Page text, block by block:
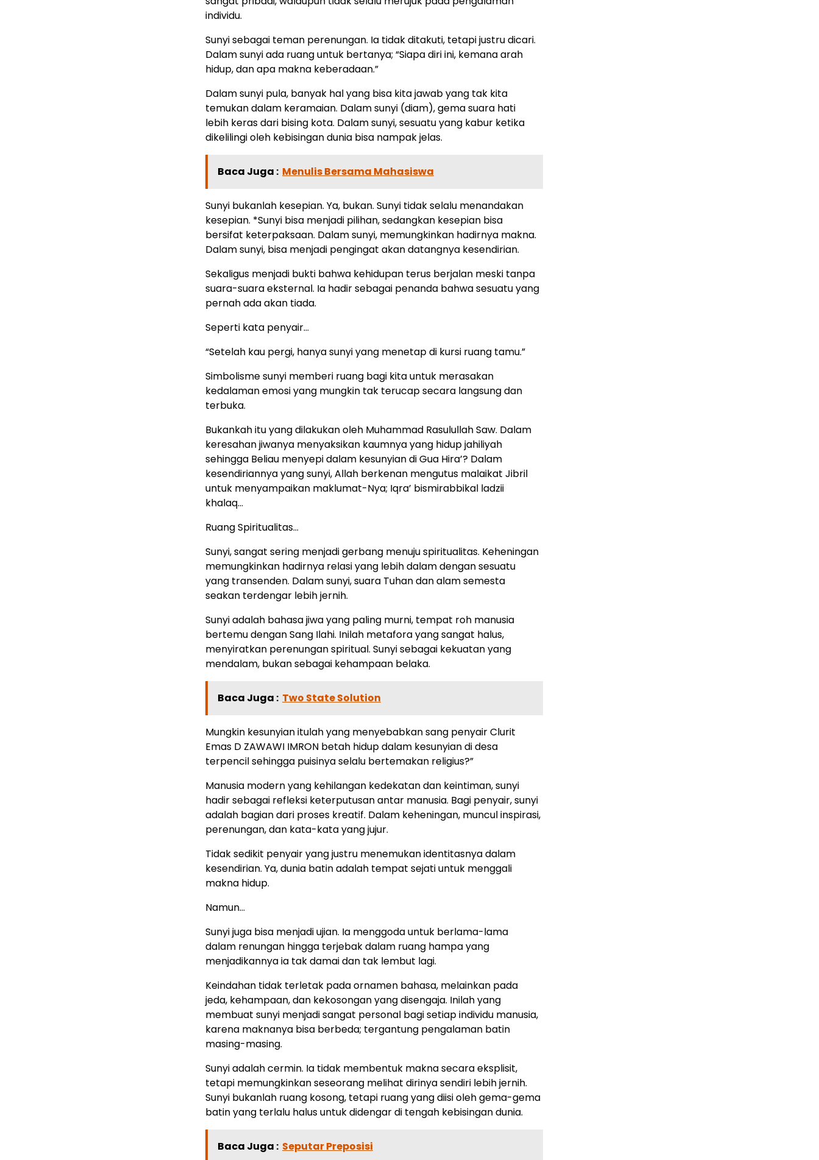
individu.
Sunyi sebagai teman perenungan. Ia tidak ditakuti, tetapi justru dicari.
Dalam sunyi ada ruang untuk bertanya; “Siapa diri ini, kemana arah
hidup, dan apa makna keberadaan.”
Dalam sunyi pula, banyak hal yang bisa kita jawab yang tak kita
temukan dalam keramaian. Dalam sunyi (diam), gema suara hati
lebih keras dari bising kota. Dalam sunyi, sesuatu yang kabur ketika
dikelilingi oleh kebisingan dunia bisa nampak jelas.
Baca Juga : Menulis Bersama Mahasiswa
Sunyi bukanlah kesepian. Ya, bukan. Sunyi tidak selalu menandakan
kesepian. *Sunyi bisa menjadi pilihan, sedangkan kesepian bisa
bersifat keterpaksaan. Dalam sunyi, memungkinkan hadirnya makna.
Dalam sunyi, bisa menjadi pengingat akan datangnya kesendirian.
Sekaligus menjadi bukti bahwa kehidupan terus berjalan meski tanpa
suara-suara eksternal. Ia hadir sebagai penanda bahwa sesuatu yang
pernah ada akan tiada.
Seperti kata penyair…
“Setelah kau pergi, hanya sunyi yang menetap di kursi ruang tamu.”
Simbolisme sunyi memberi ruang bagi kita untuk merasakan
kedalaman emosi yang mungkin tak terucap secara langsung dan
terbuka.
Bukankah itu yang dilakukan oleh Muhammad Rasulullah Saw. Dalam
keresahan jiwanya menyaksikan kaumnya yang hidup jahiliyah
sehingga Beliau menyepi dalam kesunyian di Gua Hira’? Dalam
kesendiriannya yang sunyi, Allah berkenan mengutus malaikat Jibril
untuk menyampaikan maklumat-Nya; Iqra’ bismirabbikal ladzii
khalaq…
Ruang Spiritualitas…
Sunyi, sangat sering menjadi gerbang menuju spiritualitas. Keheningan
memungkinkan hadirnya relasi yang lebih dalam dengan sesuatu
yang transenden. Dalam sunyi, suara Tuhan dan alam semesta
seakan terdengar lebih jernih.
Sunyi adalah bahasa jiwa yang paling murni, tempat roh manusia
bertemu dengan Sang Ilahi. Inilah metafora yang sangat halus,
menyiratkan perenungan spiritual. Sunyi sebagai kekuatan yang
mendalam, bukan sebagai kehampaan belaka.
Baca Juga : Two State Solution
Mungkin kesunyian itulah yang menyebabkan sang penyair Clurit
Emas D ZAWAWI IMRON betah hidup dalam kesunyian di desa
terpencil sehingga puisinya selalu bertemakan religius?”
Manusia modern yang kehilangan kedekatan dan keintiman, sunyi
hadir sebagai refleksi keterputusan antar manusia. Bagi penyair, sunyi
adalah bagian dari proses kreatif. Dalam keheningan, muncul inspirasi,
perenungan, dan kata-kata yang jujur.
Tidak sedikit penyair yang justru menemukan identitasnya dalam
kesendirian. Ya, dunia batin adalah tempat sejati untuk menggali
makna hidup.
Namun…
Sunyi juga bisa menjadi ujian. Ia menggoda untuk berlama-lama
dalam renungan hingga terjebak dalam ruang hampa yang
menjadikannya ia tak damai dan tak lembut lagi.
Keindahan tidak terletak pada ornamen bahasa, melainkan pada
jeda, kehampaan, dan kekosongan yang disengaja. Inilah yang
membuat sunyi menjadi sangat personal bagi setiap individu manusia,
karena maknanya bisa berbeda; tergantung pengalaman batin
masing-masing.
Sunyi adalah cermin. Ia tidak membentuk makna secara eksplisit,
tetapi memungkinkan seseorang melihat dirinya sendiri lebih jernih.
Sunyi bukanlah ruang kosong, tetapi ruang yang diisi oleh gema-gema
batin yang terlalu halus untuk didengar di tengah kebisingan dunia.
Baca Juga : Seputar Preposisi